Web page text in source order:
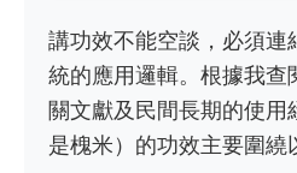
講功效不能空談，必須連
統的應用邏輯。根據我查
關文獻及民間長期的使用
是槐米）的功效主要圍繞